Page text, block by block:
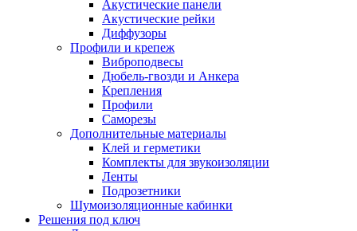
Акустические панели
Акустические рейки
Диффузоры
Профили и крепеж
Виброподвесы
Дюбель-гвозди и Анкера
Крепления
Профили
Саморезы
Дополнительные материалы
Клей и герметики
Комплекты для звукоизоляции
Ленты
Подрозетники
Шумоизоляционные кабинки
Решения под ключ